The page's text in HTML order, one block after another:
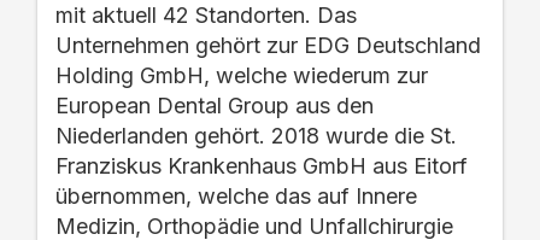
mit aktuell 42 Standorten. Das
Unternehmen gehört zur EDG Deutschland
Holding GmbH, welche wiederum zur
European Dental Group aus den
Niederlanden gehört. 2018 wurde die St.
Franziskus Krankenhaus GmbH aus Eitorf
übernommen, welche das auf Innere
Medizin, Orthopädie und Unfallchirurgie